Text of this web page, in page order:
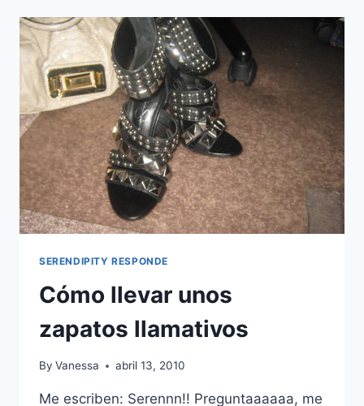
SERENDIPITY RESPONDE
Cómo llevar unos
zapatos llamativos
By Vanessa abril 13, 2010
Me escriben: Serennn!! Preguntaaaaaa, me